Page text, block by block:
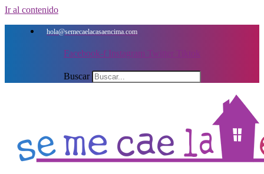
Ir al contenido
hola@semecaelacasaencima.com
Facebook-f Instagram Twitter
Buscar